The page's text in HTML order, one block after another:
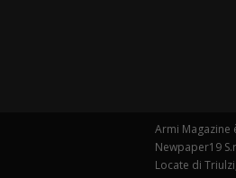
Armi Magazine
Newpaper19
Locate di